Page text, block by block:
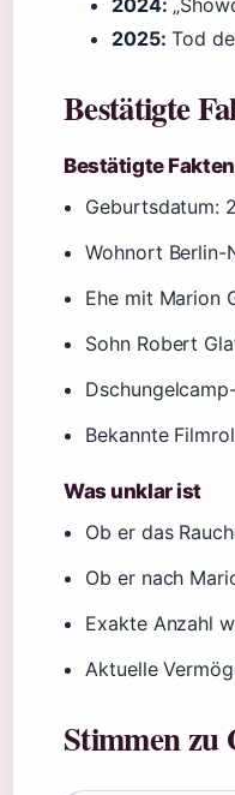
2025: Tod
Bestätigte
Bestätigte Fakten
Geburtsdatum:
Wohnort Berlin-
Ehe mit Marion
Sohn Robert
Bekannte
Was unklar ist
Ob er das
Ob er nach
Exakte Anzahl
Aktuelle
Stimmen zu